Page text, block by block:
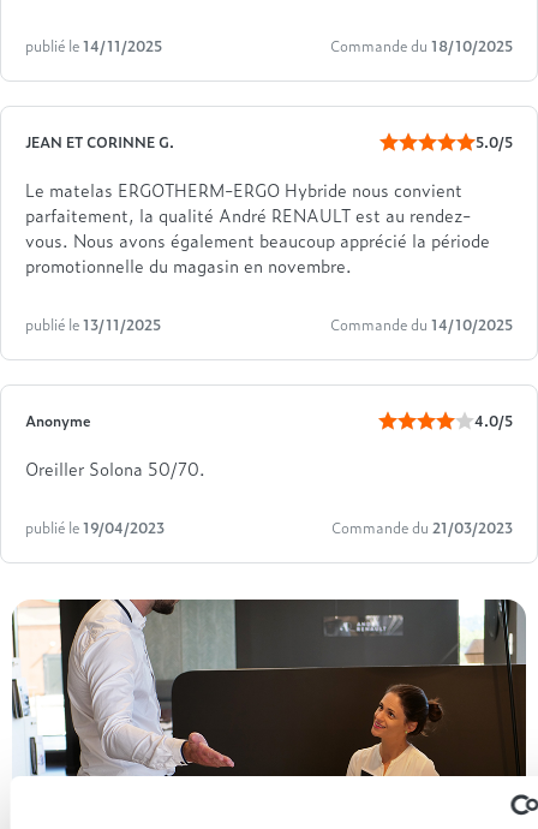
publié le14/11/2025 Commande du 18/10/2025
JEAN ET CORINNE G. 5.0/5
Le matelas ERGOTHERM-ERGO Hybride nous convient
parfaitement, la qualité André RENAULT est au rendez-
vous. Nous avons également beaucoup apprécié la période
promotionnelle du magasin en novembre.
publié le13/11/2025 Commande du 14/10/2025
Anonyme 4.0/5
Oreiller Solona 50/70.
publié le19/04/2023 Commande du 21/03/2023